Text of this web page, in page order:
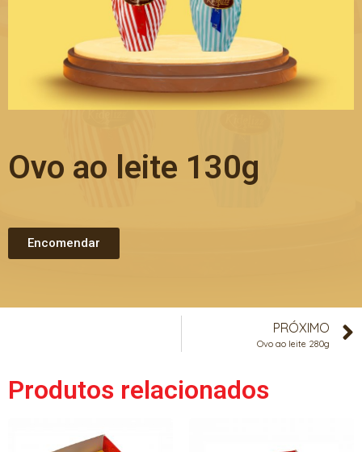
Ovo ao leite 130g
Encomendar
PRÓXIMO
Ovo ao leite 280g
Produtos relacionados